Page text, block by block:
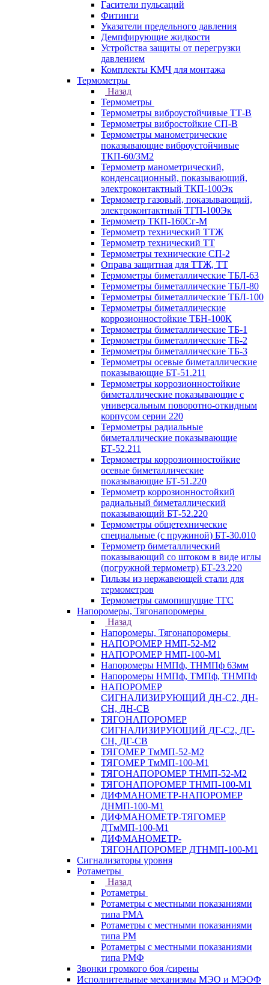
Гасители пульсаций
Фитинги
Указатели предельного давления
Демпфирующие жидкости
Устройства защиты от перегрузки
давлением
Комплекты КМЧ для монтажа
Термометры
Назад
Термометры
Термометры виброустойчивые ТТ-В
Термометры вибростойкие СП-В
Термометры манометрические
показывающие виброустойчивые
ТКП-60/3М2
Термометр манометрический,
конденсационный, показывающий,
электроконтактный ТКП-100Эк
Термометр газовый, показывающий,
электроконтактный ТГП-100Эк
Термометр ТКП-160Сг-М
Термометр технический ТТЖ
Термометр технический ТТ
Термометры технические СП-2
Оправа защитная для ТТЖ, ТТ
Термометры биметаллические ТБЛ-63
Термометры биметаллические ТБЛ-80
Термометры биметаллические ТБЛ-100
Термометры биметаллические
коррозионностойкие ТБН-100К
Термометры биметаллические ТБ-1
Термометры биметаллические ТБ-2
Термометры биметаллические ТБ-3
Термометры осевые биметаллические
показывающие БТ-51.211
Термометры коррозионностойкие
биметаллические показывающие с
универсальным поворотно-откидным
корпусом серии 220
Термометры радиальные
биметаллические показывающие
БТ-52.211
Термометры коррозионностойкие
осевые биметаллические
показывающие БТ-51.220
Термометр коррозионностойкий
радиальный биметаллический
показывающий БТ-52.220
Термометры общетехнические
специальные (с пружиной) БТ-30.010
Термометр биметаллический
показывающий со штоком в виде иглы
(погружной термометр) БТ-23.220
Гильзы из нержавеющей стали для
термометров
Термометры самопишущие ТГС
Напоромеры, Тягонапоромеры
Назад
Напоромеры, Тягонапоромеры
НАПОРОМЕР НМП-52-М2
НАПОРОМЕР НМП-100-М1
Напоромеры НМПф, ТНМПф 63мм
Напоромеры НМПф, ТМПф, ТНМПф
НАПОРОМЕР
СИГНАЛИЗИРУЮЩИЙ ДН-С2, ДН-
СН, ДН-СВ
ТЯГОНАПОРОМЕР
СИГНАЛИЗИРУЮЩИЙ ДГ-С2, ДГ-
СН, ДГ-СВ
ТЯГОМЕР ТмМП-52-М2
ТЯГОМЕР ТмМП-100-М1
ТЯГОНАПОРОМЕР ТНМП-52-М2
ТЯГОНАПОРОМЕР ТНМП-100-М1
ДИФМАНОМЕТР-НАПОРОМЕР
ДНМП-100-М1
ДИФМАНОМЕТР-ТЯГОМЕР
ДТмМП-100-М1
ДИФМАНОМЕТР-
ТЯГОНАПОРОМЕР ДТНМП-100-М1
Сигнализаторы уровня
Ротаметры
Назад
Ротаметры
Ротаметры с местными показаниями
типа РМА
Ротаметры с местными показаниями
типа РМ
Ротаметры с местными показаниями
типа РМФ
Звонки громкого боя /сирены
Исполнительные механизмы МЭО и МЭОФ